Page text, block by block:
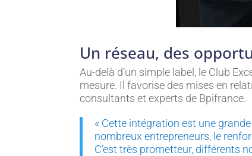
Un réseau, des
Au-delà d’un simple label, le Club
mesure. Il favorise des mises en
consultants et experts de Bpifrance.
« Cette intégration est une
nombreux entrepreneurs, le
C’est très prometteur, différents